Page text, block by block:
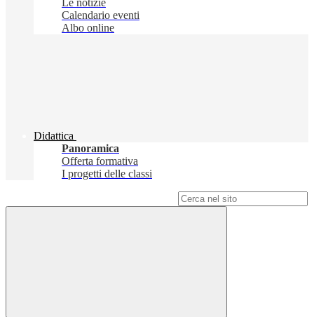
Le notizie
Calendario eventi
Albo online
Didattica
Panoramica
Offerta formativa
I progetti delle classi